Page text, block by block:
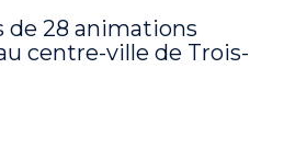
de 28 animations
centre-ville de Trois-